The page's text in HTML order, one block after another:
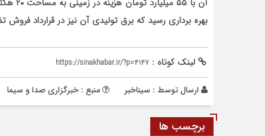
بهره برداری رسید که برق تولیدی آن نیز در قرارداد فروش تضمینی ۲۰ ساله به سازمان انرژی‌های نو
لینک کوتاه : https://sinakhabar.ir/?p=4147
ارسال توسط : سیناخبر منبع : خبرگزاری صدا و سیما
برچسب ها